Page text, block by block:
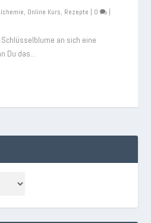
, Online Kurs, Rezepte | 0 |
an sich eine
Du das...